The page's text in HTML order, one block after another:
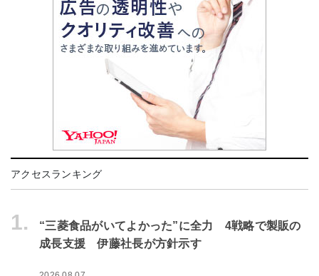
アクセスランキング
1.
“三菱食品がいてよかった”に全力 4戦略で製販の
成長支援 伊藤社長が方針示す